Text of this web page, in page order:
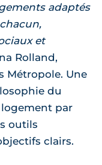
adaptés
et
Rolland,
Métropole. Une
du
logement par
outils
clairs.